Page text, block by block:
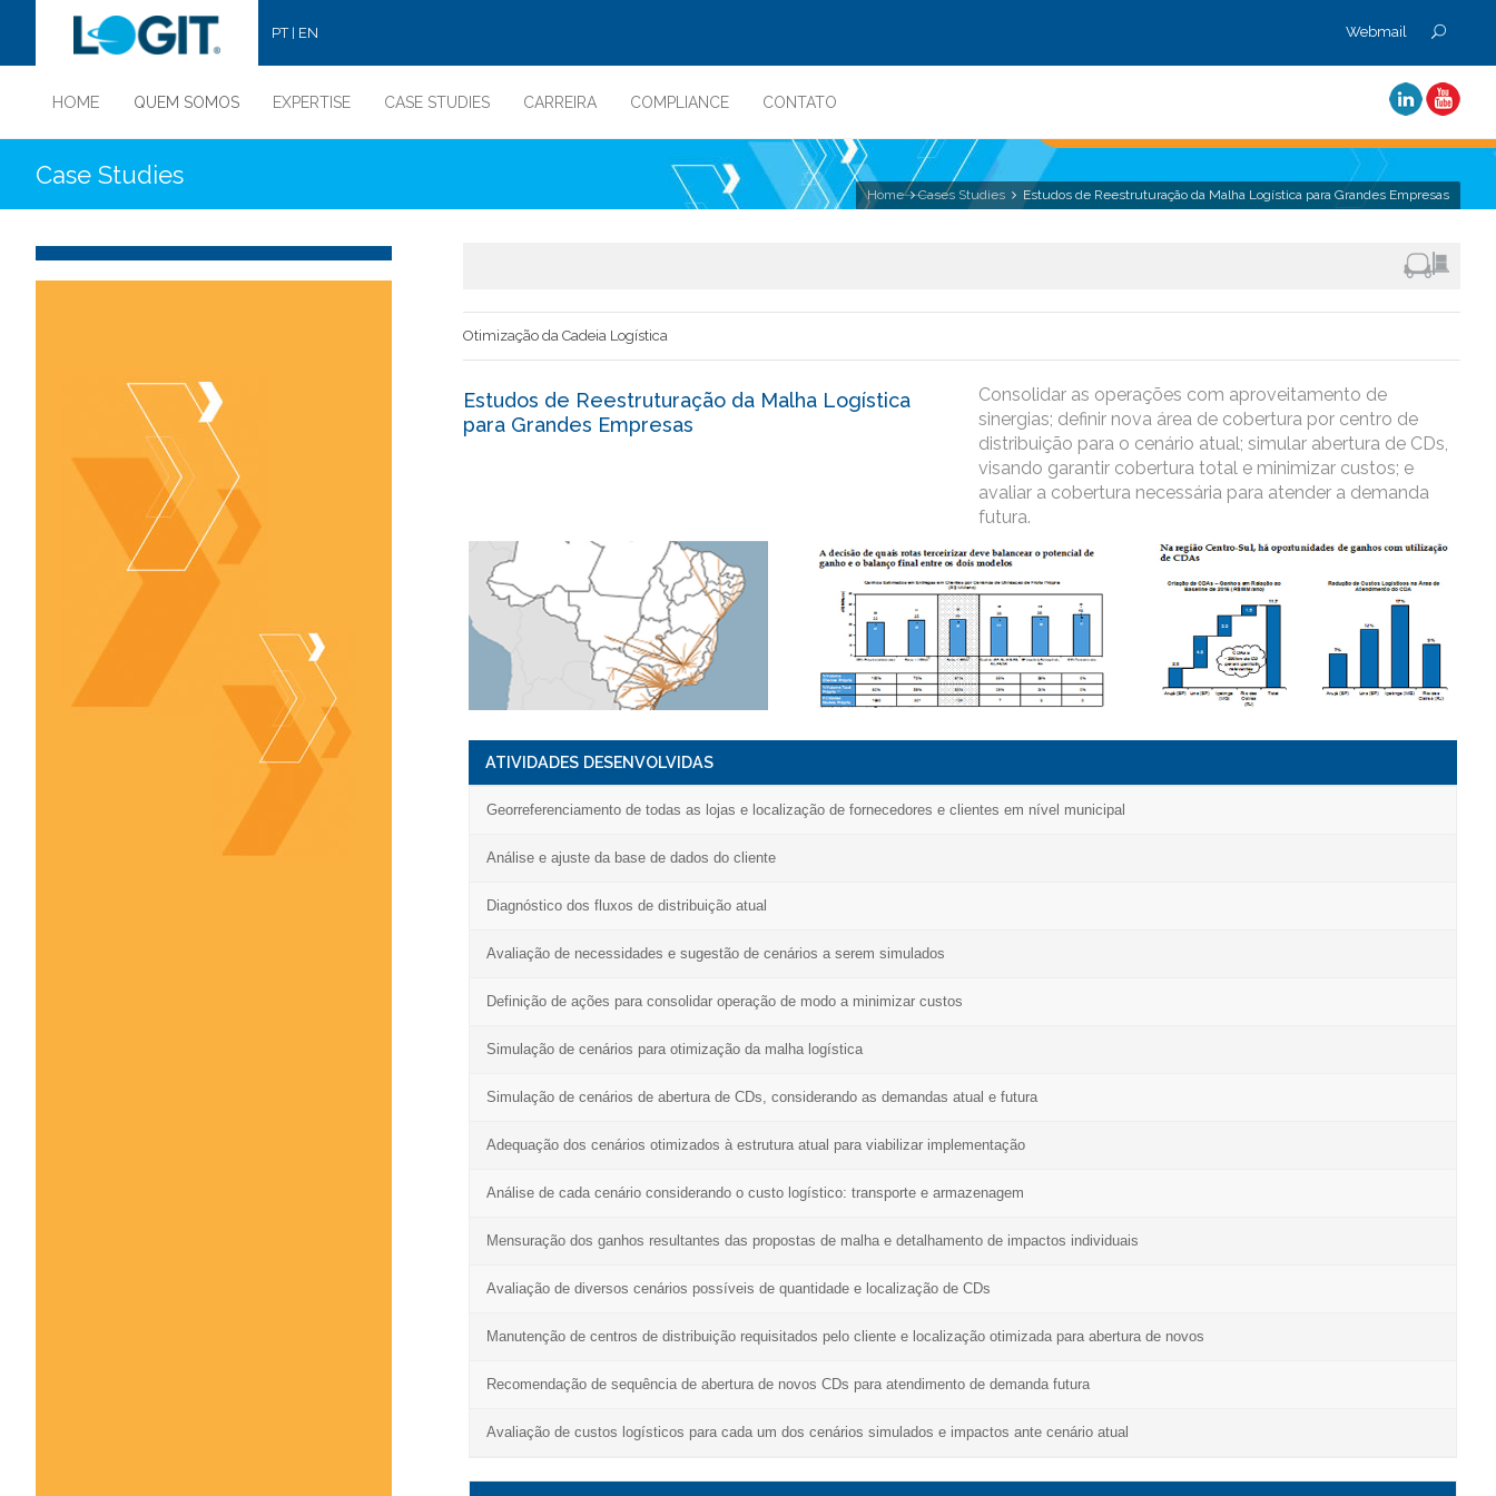
PT| EN Webmail
HOME QUEM SOMOS EXPERTISE CASE STUDIES CARREIRA COMPLIANCE CONTATO
Case Studies
Home Cases Studies Estudos de Reestruturação da Malha Logística para Grandes Empresas
Otimização da Cadeia Logística
Estudos de Reestruturação da Malha Logística
para Grandes Empresas
Consolidar as operações com aproveitamento de
sinergias; definir nova área de cobertura por centro de
distribuição para o cenário atual; simular abertura de CDs,
visando garantir cobertura total e minimizar custos; e
avaliar a cobertura necessária para atender a demanda
futura.
ATIVIDADES DESENVOLVIDAS
Georreferenciamento de todas as lojas e localização de fornecedores e clientes em nível municipal
Análise e ajuste da base de dados do cliente
Diagnóstico dos fluxos de distribuição atual
Avaliação de necessidades e sugestão de cenários a serem simulados
Definição de ações para consolidar operação de modo a minimizar custos
Simulação de cenários para otimização da malha logística
Simulação de cenários de abertura de CDs, considerando as demandas atual e futura
Adequação dos cenários otimizados à estrutura atual para viabilizar implementação
Análise de cada cenário considerando o custo logístico: transporte e armazenagem
Mensuração dos ganhos resultantes das propostas de malha e detalhamento de impactos individuais
Avaliação de diversos cenários possíveis de quantidade e localização de CDs
Manutenção de centros de distribuição requisitados pelo cliente e localização otimizada para abertura de novos
Recomendação de sequência de abertura de novos CDs para atendimento de demanda futura
Avaliação de custos logísticos para cada um dos cenários simulados e impactos ante cenário atual